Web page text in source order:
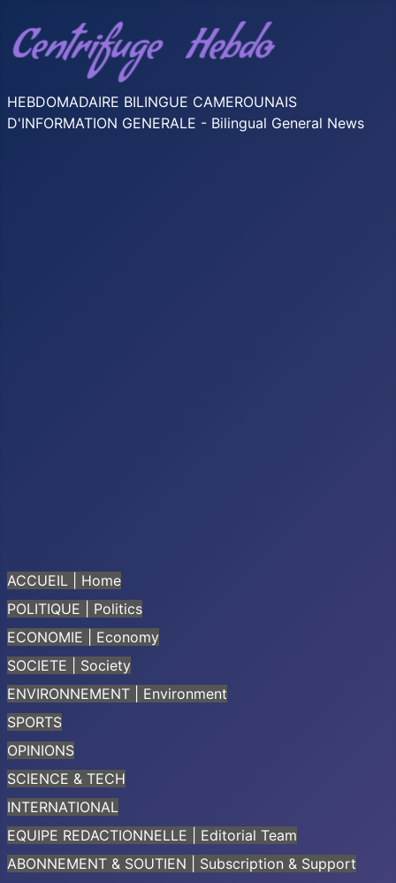
HEBDOMADAIRE BILINGUE CAMEROUNAIS
D'INFORMATION GENERALE - Bilingual General News
ACCUEIL | Home
POLITIQUE | Politics
ECONOMIE | Economy
SOCIETE | Society
ENVIRONNEMENT | Environment
SPORTS
OPINIONS
SCIENCE & TECH
INTERNATIONAL
EQUIPE REDACTIONNELLE | Editorial Team
ABONNEMENT & SOUTIEN | Subscription & Support